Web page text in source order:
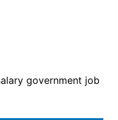
government job